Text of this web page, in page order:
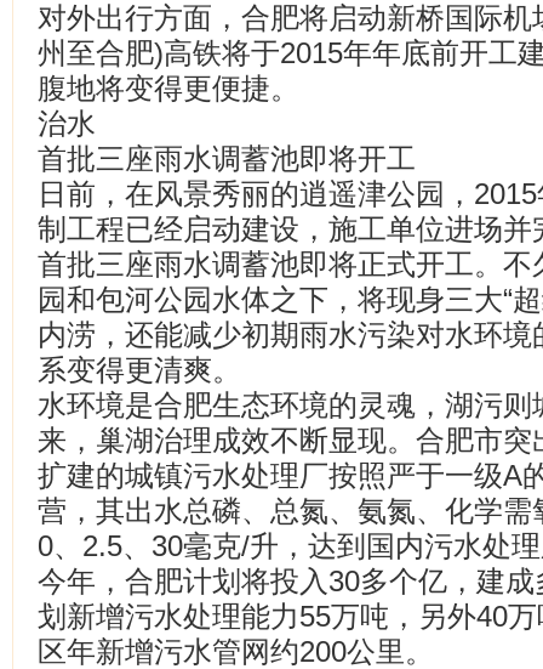
对外出行方面，合肥将启动新桥国际
州至合肥)高铁将于2015年年底前开工
腹地将变得更便捷。
治水
首批三座雨水调蓄池即将开工
日前，在风景秀丽的逍遥津公园，
制工程已经启动建设，施工单位进场
首批三座雨水调蓄池即将正式开工。
园和包河公园水体之下，将现身三大“
内涝，还能减少初期雨水污染对水环
系变得更清爽。
水环境是合肥生态环境的灵魂，湖污
来，巢湖治理成效不断显现。合肥市突
扩建的城镇污水处理厂按照严于一级A
营，其出水总磷、总氮、氨氮、化学
0、2.5、30毫克/升，达到国内污水处
今年，合肥计划将投入30多个亿，建
划新增污水处理能力55万吨，另外40
区年新增污水管网约200公里。